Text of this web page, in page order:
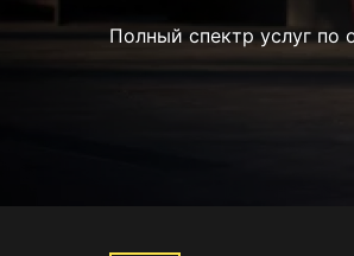
Полный спектр услуг по